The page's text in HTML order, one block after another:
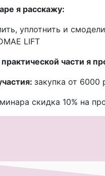
я расскажу:
уплотнить и
LIFT
части я
закупка от 6000
скидка 10% на